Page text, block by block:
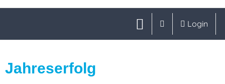
Login
Jahreserfolg